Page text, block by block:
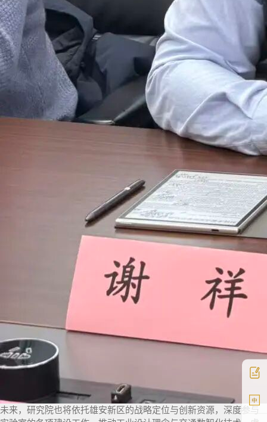
未来，研究院也将依托雄安新区的战略定位与创新资源，深度参与
中